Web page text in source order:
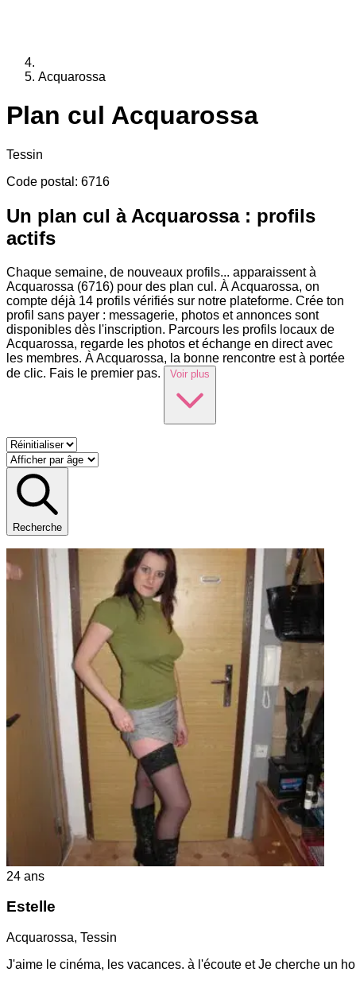
Acquarossa
Plan cul Acquarossa
Tessin
Code postal : 6716
Un plan cul à Acquarossa : profils
actifs
Chaque semaine, de nouveaux profils... apparaissent à
Acquarossa (6716) pour des plan cul. À Acquarossa, on
compte déjà 14 profils vérifiés sur notre plateforme. Crée ton
profil sans payer : messagerie, photos et annonces sont
disponibles dès l'inscription. Parcours les profils locaux de
Acquarossa, regarde les photos et échange en direct avec
les membres. À Acquarossa, la bonne rencontre est à portée
de clic. Fais le premier pas.
Voir plus
Recherche
24 ans
Estelle
Acquarossa, Tessin
J'aime le cinéma, les vacances. à l'écoute et Je cherche un